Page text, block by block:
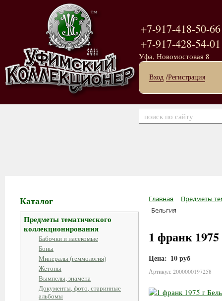
+7-917-418-50-66
+7-917-428-54-01
Уфа, Новомостовая 8
Вход /Регистрация
Каталог
Предметы тематического
коллекционирования
Бабочки и насекомые
Боны
Минералы (геммология)
Жетоны
Вымпелы, знамена
Документы, фото, старинные
альбомы
Главная
Предметы
Бельгия
1 франк
Цена: 10 руб
Артикул: 2000000197258